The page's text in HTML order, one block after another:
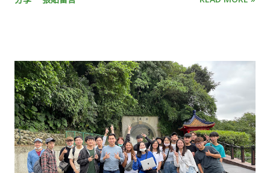
讓醫療院所把心力留給病患，也讓醫療人員留下更多屬於自己的
病患溝通等核心流程。 用數字說話（因為我們知道，開源社群不
吃畫大餅這一套） 「新創」這兩個字常常讓人聯想到燒錢、畫大
餅。所以與其講故事，我們更想直接把數字攤開來： 累計募資
1.87 億美元（約新台幣 59.8 億元） 年化營收（ARR）從 400 萬
美元（約新台幣 1.3 億元）成長到超過 3,300 萬美元（約新台幣
10.6 億元） 2026 年目標：服務診所數突破 3,000 家、ARR 達